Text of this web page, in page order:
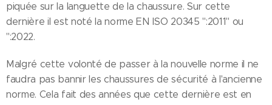
piquée sur la languette de la chaussure. Sur cette
dernière il est noté la norme EN ISO 20345 ":2011" ou
":2022.
Malgré cette volonté de passer à la nouvelle norme il ne
faudra pas bannir les chaussures de sécurité à l'ancienne
norme. Cela fait des années que cette dernière est en